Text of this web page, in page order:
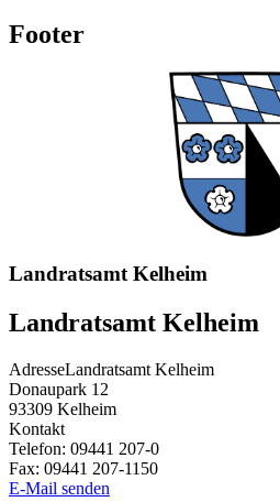
Footer
Landratsamt Kelheim
Landratsamt Kelheim
AdresseLandratsamt Kelheim
Donaupark 12
93309 Kelheim
Kontakt
Telefon: 09441 207-0
Fax: 09441 207-1150
E-Mail senden